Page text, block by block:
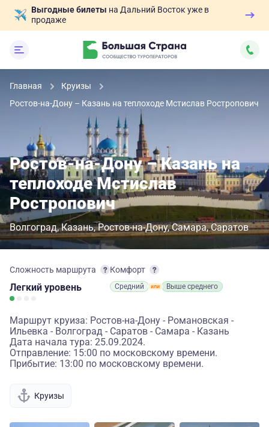
Выгодные билеты на Дальний Восток уже в
продаже
Главная
Круизы
Ростов-на-Дону – Казань на теплоходе Мстислав Ростропович
Ростов-на-Дону – Казань на
теплоходе Мстислав
Ростропович
Волгоград Казань Ростов-на-Дону Самара Саратов
Сложность маршрута
Легкий уровень
Комфорт
Средний Выше среднего
Маршрут круиза: Ростов-на-Дону - Романовская -
Ильевка - Волгоград - Саратов - Самара - Казань
Дата начала тура: 25.09.2024.
Отправление: 15:00 по московскому времени.
Прибытие: 13:00 по московскому времени.
Круизы